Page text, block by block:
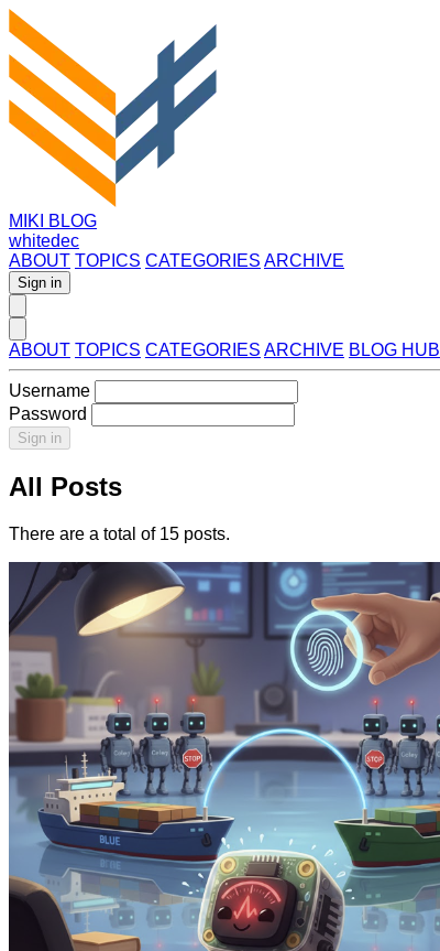
MIKI BLOG
whitedec
ABOUT TOPICS CATEGORIES ARCHIVE
Sign in
ABOUT TOPICS CATEGORIES ARCHIVE BLOG HUB
Username
Password
Sign in
All Posts
There are a total of 15 posts.